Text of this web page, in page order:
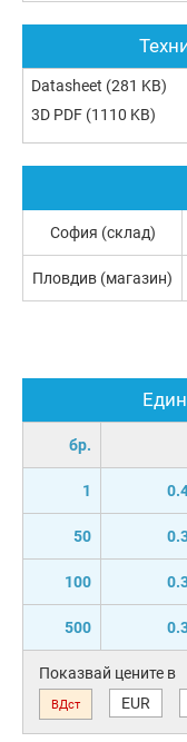
Datasheet (281 KB)
3D PDF (1110 KB)
бр.
1
50
100
500
Показвай цените в
ВДст EUR
София (склад)
Пловдив (магазин)